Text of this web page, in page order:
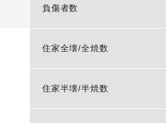
負傷者数
住家全壊/全焼数
住家半壊/半焼数